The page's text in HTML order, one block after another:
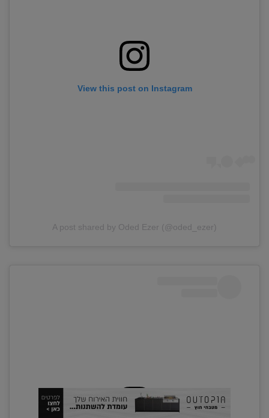
View this post on Instagram
A post shared by Oded Ezer (@oded_ezer)